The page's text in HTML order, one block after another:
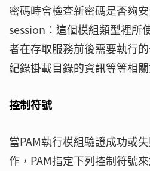
密碼時會檢查新密碼是否夠安
session：這個模組類型裡所
者在存取服務前後需要執行
紀錄掛載目錄的資訊等等相關
控制符號
當PAM執行模組驗證成功或
作，PAM指定下列控制符號